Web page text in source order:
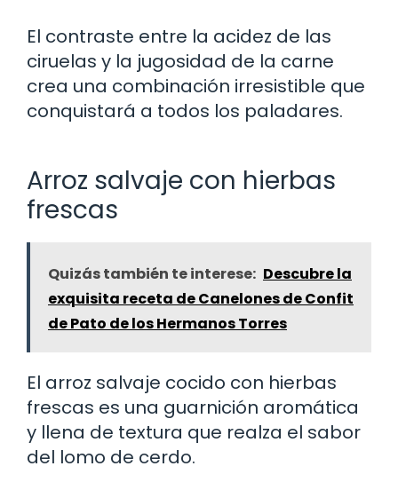
El contraste entre la acidez de las
ciruelas y la jugosidad de la carne
crea una combinación irresistible que
conquistará a todos los paladares.
Arroz salvaje con hierbas
frescas
Quizás también te interese: Descubre la
exquisita receta de Canelones de Confit
de Pato de los Hermanos Torres
El arroz salvaje cocido con hierbas
frescas es una guarnición aromática
y llena de textura que realza el sabor
del lomo de cerdo.